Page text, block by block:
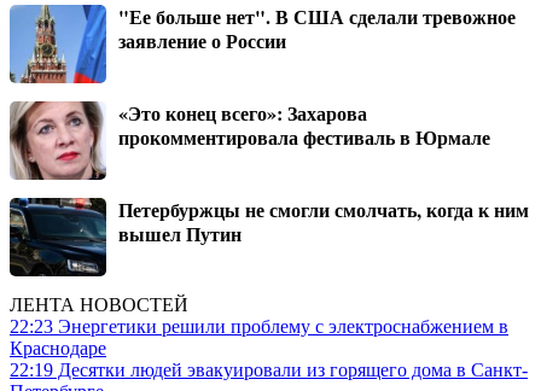
"Ее больше нет". В США сделали тревожное
заявление о России
«Это конец всего»: Захарова
прокомментировала фестиваль в Юрмале
Петербуржцы не смогли смолчать, когда к ним
вышел Путин
ЛЕНТА НОВОСТЕЙ
22:23 Энергетики решили проблему с электроснабжением в
Краснодаре
22:19 Десятки людей эвакуировали из горящего дома в Санкт-